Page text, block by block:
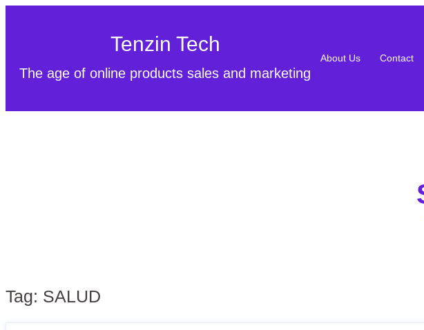
Tenzin Tech
The age of online products sales and marketing
About Us Contact
Tag: SALUD